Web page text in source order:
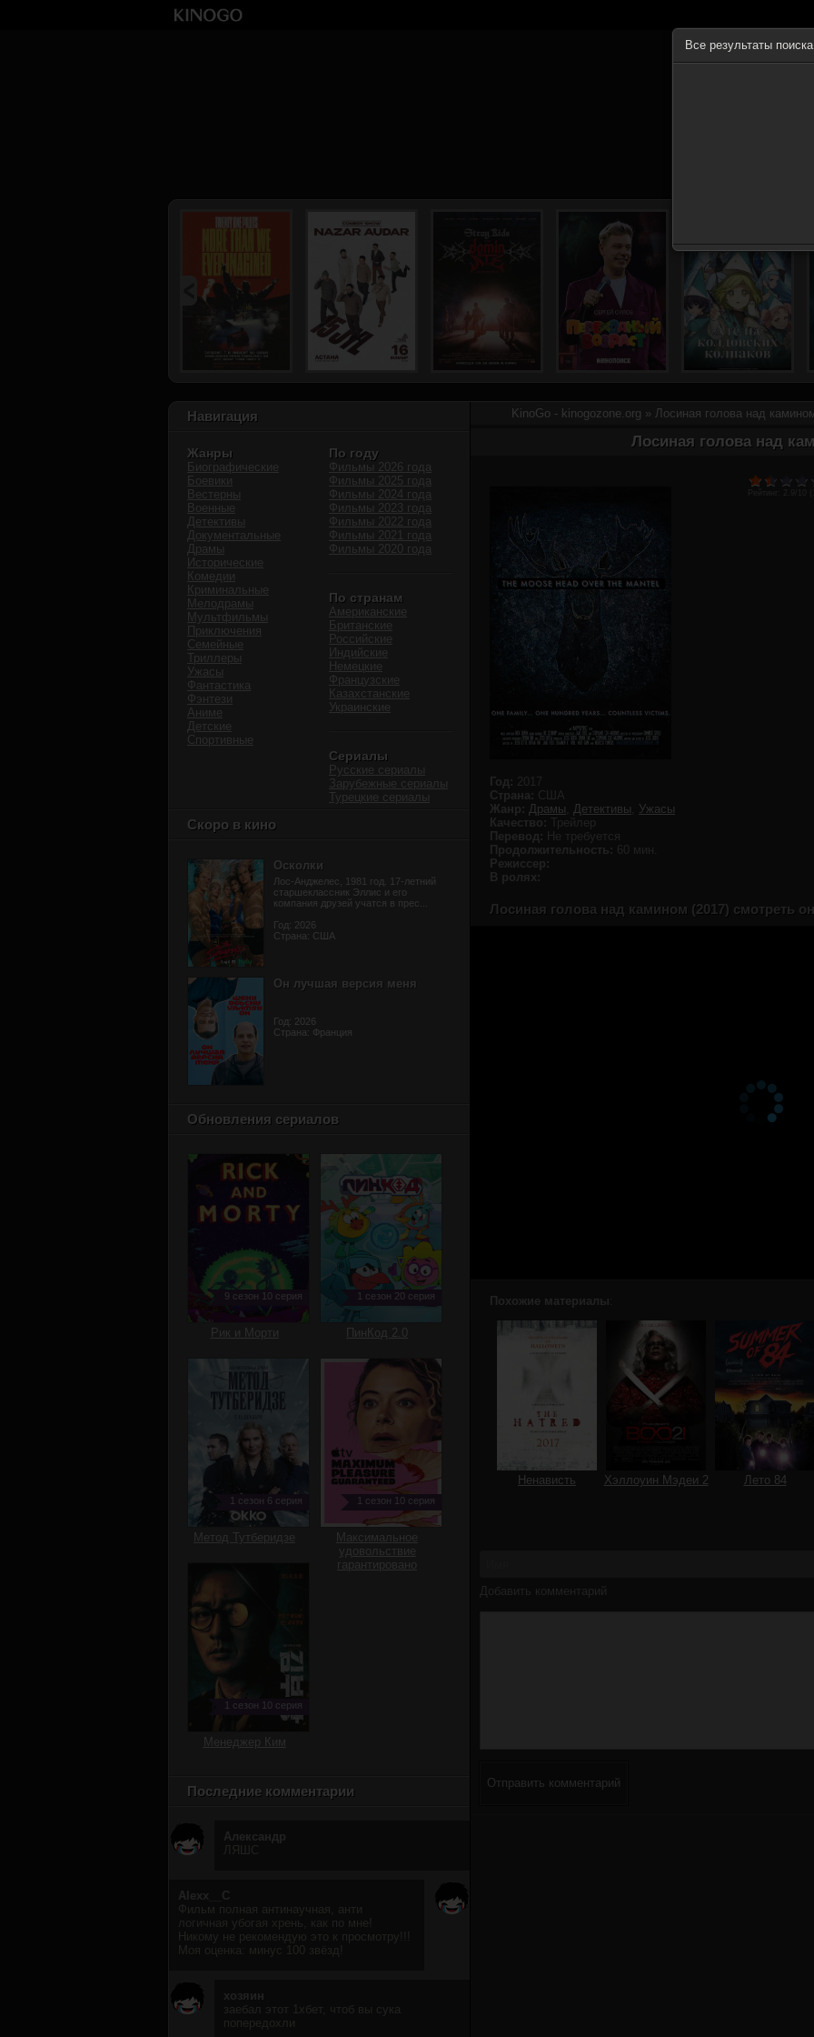
KinoGo - kinogozone.org » Лосиная голова над
Лосиная голова над
Год: 2017
Страна: США
Жанр: Драмы Детективы
Ужасы
Качество: Трейлер
Перевод: Не требуется
Продолжительность: 60 мин.
Режиссер:
В ролях:
Лосиная голова над камином (2017) смотреть
Похожие материалы
Ненависть Хэллоуин Мэдеи 2 Лето 84
Добавить комментарий
Отправить комментарий
Навигация
Жанры
Биографические
Боевики
Вестерны
Военные
Детективы
Документальные
Драмы
Исторические
Комедии
Криминальные
Мелодрамы
Мультфильмы
Приключения
Семейные
Триллеры
Ужасы
Фантастика
Фэнтези
Аниме
Детские
Спортивные
По году
Фильмы 2026 года
Фильмы 2025 года
Фильмы 2024 года
Фильмы 2023 года
Фильмы 2022 года
Фильмы 2021 года
Фильмы 2020 года
По странам
Американские
Британские
Российские
Индийские
Немецкие
Французские
Казахстанские
Украинские
Сериалы
Русские сериалы
Зарубежные сериалы
Турецкие сериалы
Скоро в кино
Осколки
Лос-Анджелес, 1981 год. 17-летний
старшеклассник Эллис и его
компания друзей учатся в прес...
Год: 2026
Страна: США
Он лучшая версия меня
Год: 2026
Страна: Франция
Обновления сериалов
9 сезон 10 серия
Рик и Морти
1 сезон 20 серия
ПинКод 2.0
1 сезон 6 серия
Метод Тутберидзе
1 сезон 10 серия
Максимальное
удовольствие
гарантировано
1 сезон 10 серия
Менеджер Ким
Последние комментарии
Александр
ЛЯШС
Alexx__C
Фильм полная антинаучная, анти
логичная убогая хрень, как по мне!
Никому не рекомендую это к просмотру!!!
Моя оценка: минус 100 звёзд!
хозяин
заебал этот 1хбет, чтоб вы сука
попередохли
Все результаты